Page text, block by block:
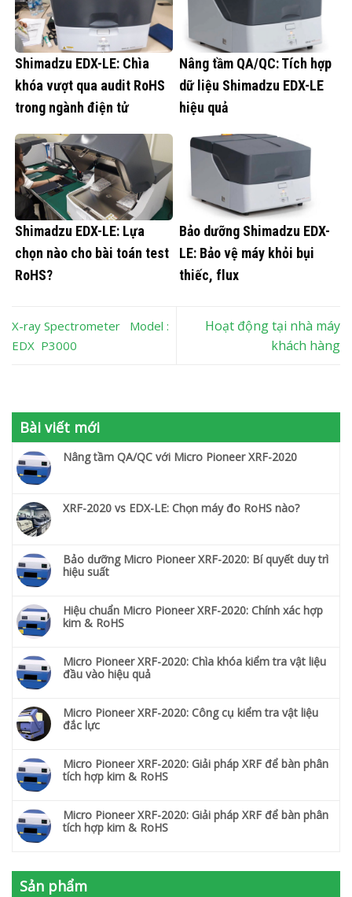
Shimadzu EDX-LE: Chìa
khóa vượt qua audit RoHS
trong ngành điện tử
Nâng tầm QA/QC: Tích hợp
dữ liệu Shimadzu EDX-LE
hiệu quả
Shimadzu EDX-LE: Lựa
chọn nào cho bài toán test
RoHS?
Bảo dưỡng Shimadzu EDX-
LE: Bảo vệ máy khỏi bụi
thiếc, flux
X-ray Spectrometer Model :
EDX P3000
Hoạt động tại nhà máy
khách hàng
Bài viết mới
Nâng tầm QA/QC với Micro Pioneer XRF-2020
XRF-2020 vs EDX-LE: Chọn máy đo RoHS nào?
Bảo dưỡng Micro Pioneer XRF-2020: Bí quyết duy trì
hiệu suất
Hiệu chuẩn Micro Pioneer XRF-2020: Chính xác hợp
kim & RoHS
Micro Pioneer XRF-2020: Chìa khóa kiểm tra vật liệu
đầu vào hiệu quả
Micro Pioneer XRF-2020: Công cụ kiểm tra vật liệu
đắc lực
Micro Pioneer XRF-2020: Giải pháp XRF để bàn phân
tích hợp kim & RoHS
Micro Pioneer XRF-2020: Giải pháp XRF để bàn phân
tích hợp kim & RoHS
Sản phẩm